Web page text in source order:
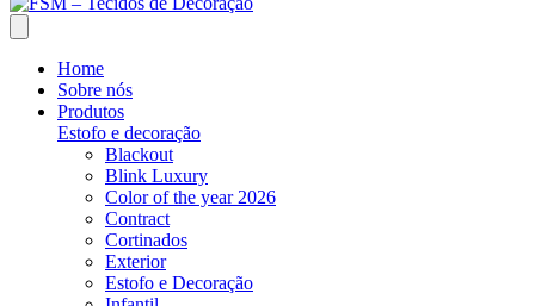
Home
Sobre nós
Produtos
Estofo e decoração
Blackout
Blink Luxury
Color of the year 2026
Contract
Cortinados
Exterior
Estofo e Decoração